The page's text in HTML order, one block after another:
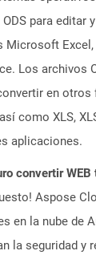
para editar
Microsoft Excel,
Los archivos
en
como XLS,
aplicaciones.
convertir WEB
Aspose
en la nube de
la seguridad y